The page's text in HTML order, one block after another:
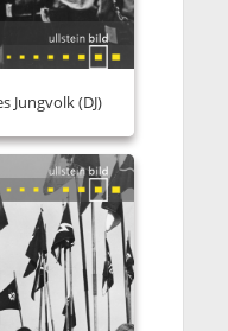
Jungvolk (DJ)